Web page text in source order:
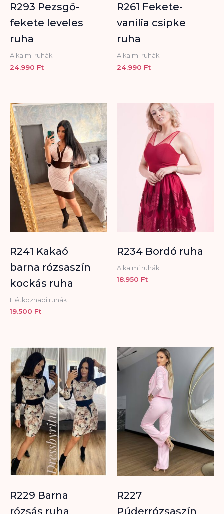
R293 Pezsgő-
fekete leveles
ruha
Alkalmi ruhák
24.990 Ft
R261 Fekete-
vanilia csipke
ruha
Alkalmi ruhák
24.990 Ft
R241 Kakaó
barna rózsaszín
kockás ruha
Hétköznapi ruhák
19.500 Ft
R234 Bordó ruha
Alkalmi ruhák
18.950 Ft
R229 Barna
rózsás ruha
R227
Púderrózsaszín